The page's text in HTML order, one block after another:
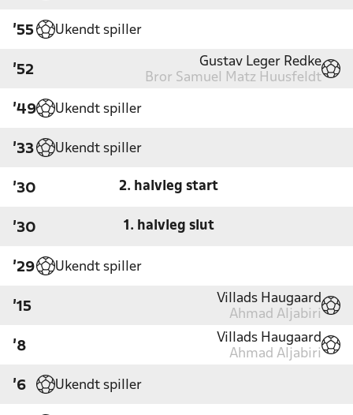
'55 Ukendt spiller
'52
Gustav Leger Redke
Bror Samuel Matz Huusfeldt
'49 Ukendt spiller
'33 Ukendt spiller
'30 2. halvleg start
'30 1. halvleg slut
'29 Ukendt spiller
'15
Villads Haugaard
Ahmad Aljabiri
'8
Villads Haugaard
Ahmad Aljabiri
'6 Ukendt spiller